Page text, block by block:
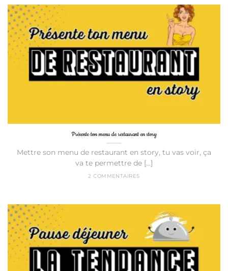
Présente ton menu de restaurant en story
Mettre son menu de restaurant en story, tu vas voir, ça
va te permettre de [...]
2 COMMENTAIRES